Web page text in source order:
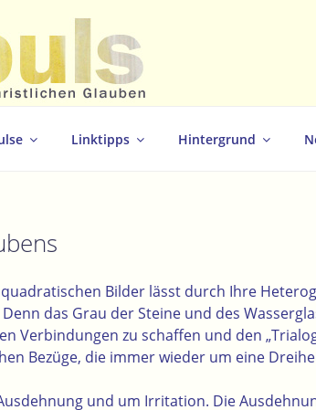
Linktipps Hintergrund
Bilder lässt durch Ihre
Denn das Grau der Steine und des
Verbindungen zu schaffen und den
Bezüge, die immer wieder um eine
und um Irritation. Die